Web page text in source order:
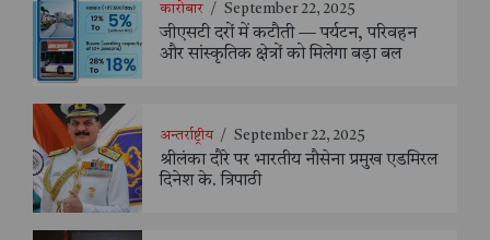
कारोबार / September 22, 2025
जीएसटी दरों में कटौती — पर्यटन, परिवहन
और सांस्कृतिक क्षेत्रों को मिलेगा बड़ा बल
अन्तर्राष्ट्रीय / September 22, 2025
श्रीलंका दौरे पर भारतीय नौसेना प्रमुख एडमिरल
दिनेश के. त्रिपाठी